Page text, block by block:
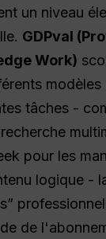
un niveau
GDPval
Work)
modèles
tâches -
pour les
logique -
de